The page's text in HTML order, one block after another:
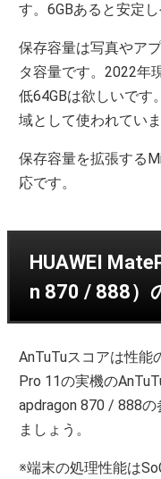
す。6GBあると安定し
保存容量は写真やア
タ容量です。2022年
低64GBは欲しいです
域として使われていま
保存容量を拡張する
応です。
HUAWEI
n 870 / 888）
AnTuTuスコアは性能
Pro 11の実機の
apdragon 870 / 888
ましょう。
※端末の処理性能は